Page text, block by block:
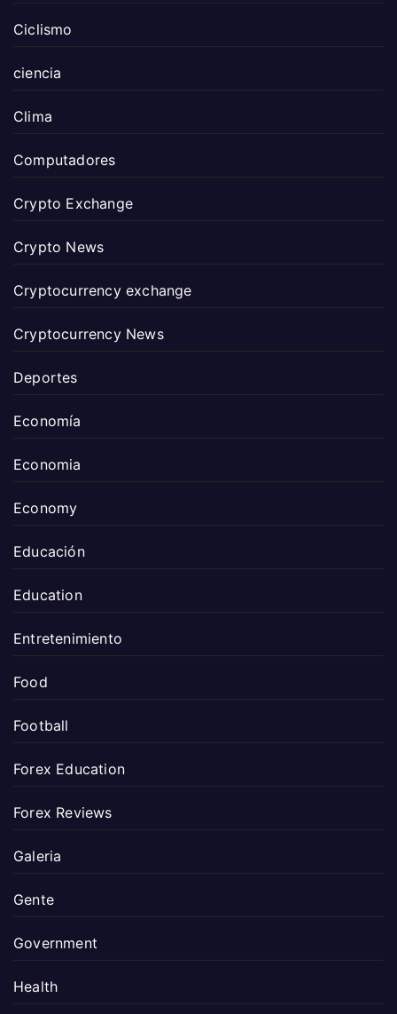
Ciclismo
ciencia
Clima
Computadores
Crypto Exchange
Crypto News
Cryptocurrency exchange
Cryptocurrency News
Deportes
Economía
Economia
Economy
Educación
Education
Entretenimiento
Food
Football
Forex Education
Forex Reviews
Galeria
Gente
Government
Health